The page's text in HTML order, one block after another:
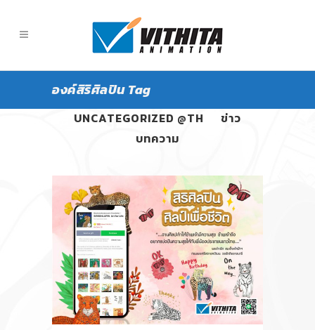
องค์สิริศิลปิน Tag
ALL
PANGPOND
UNCATEGORIZED @TH
ข่าว
บทความ